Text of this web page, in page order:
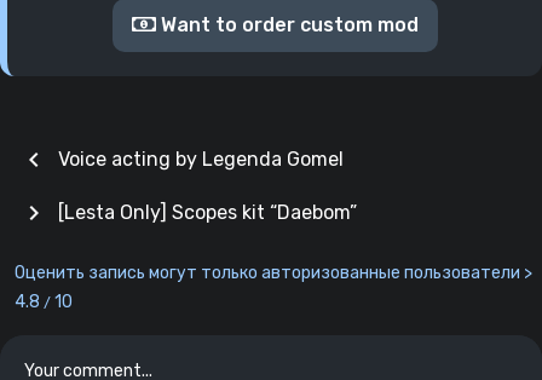
Want to order custom mod
chevron_left Voice acting by Legenda Gomel
[Lesta Only] Scopes kit “Daebom”
chevron_right
Оценить запись могут только авторизованные пользователи >
4.8 / 10